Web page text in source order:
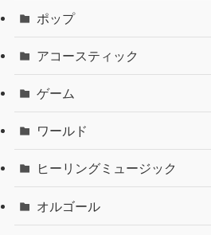
ポップ
アコースティック
ゲーム
ワールド
ヒーリングミュージック
オルゴール